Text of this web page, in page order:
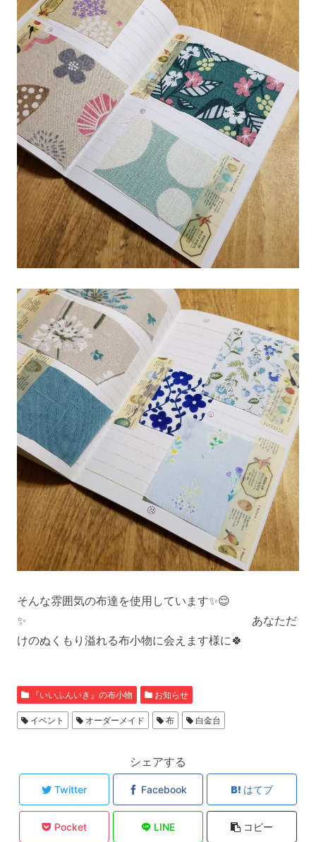
そんな雰囲気の布達を使用しています✨😌
✨ あなただ
けのぬくもり溢れる布小物に会えます様に🍀
『いいふんいき』の布小物 お知らせ
イベント オーダーメイド 布 白金台
シェアする
Twitter Facebook はてブ
Pocket LINE コピー